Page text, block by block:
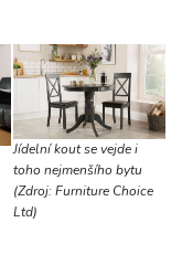
Jídelní kout se vejde i
toho nejmenšího bytu
(Zdroj: Furniture Choice
Ltd)